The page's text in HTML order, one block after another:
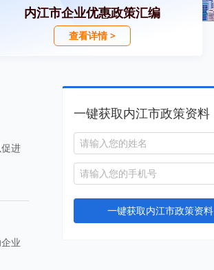
内江市企业优惠政策汇编
查看详情 >
进
业
一键获取内江市政策资料
一键获取内江市政策资料